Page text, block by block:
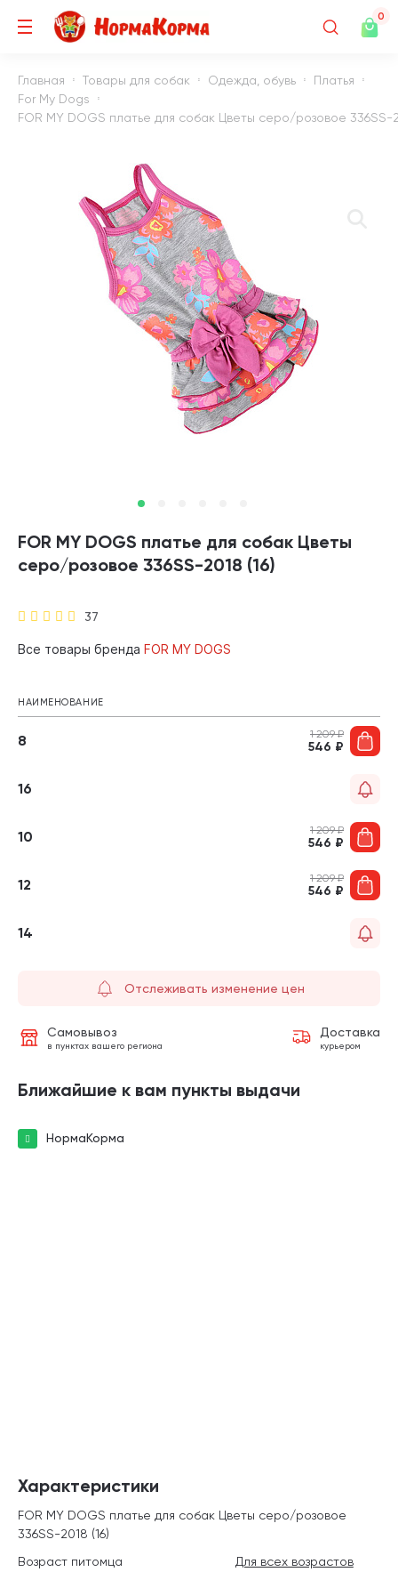
0
Главная Товары для собак Одежда, обувь
Платья
For My Dogs
FOR MY DOGS платье для собак Цветы серо/розовое 336SS-
FOR MY DOGS платье для собак Цветы
серо/розовое 336SS-2018 (16)
37
Все товары бренда FOR MY DOGS
НАИМЕНОВАНИЕ
8 1 209₽
546 ₽
16
10 1 209₽
546 ₽
12 1 209₽
546 ₽
14
Отслеживать изменение цен
Самовывоз
в пунктах вашего региона
Доставка
курьером
Ближайшие к вам пункты выдачи
НормаКорма
Характеристики
FOR MY DOGS платье для собак Цветы серо/розовое
336SS-2018 (16)
Возраст питомца
Для всех возрастов